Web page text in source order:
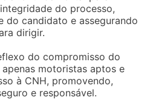
do processo,
do candidato e assegurando
dirigir.
do compromisso do
motoristas aptos e
à CNH, promovendo,
e responsável.